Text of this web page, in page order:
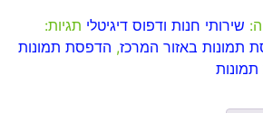
שירותי חנות ודפוס דיגיטלי תגיות:
תמונות באזור המרכז, הדפסת תמונות
תמונות